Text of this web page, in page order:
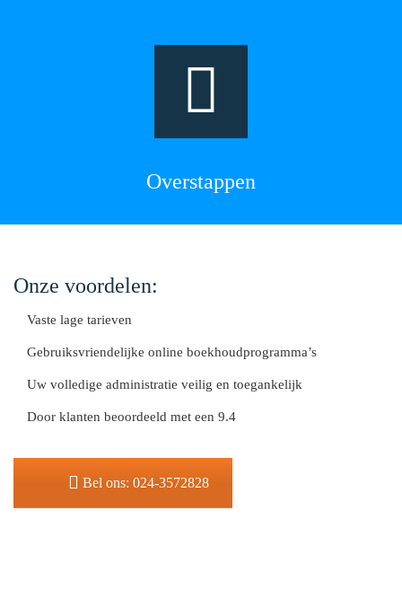
Overstappen
Onze voordelen:
Vaste lage tarieven
Gebruiksvriendelijke online boekhoudprogramma’s
Uw volledige administratie veilig en toegankelijk
Door klanten beoordeeld met een 9.4
Bel ons: 024-3572828